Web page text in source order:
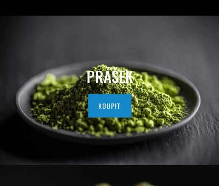
PRÁŠEK
KOUPIT